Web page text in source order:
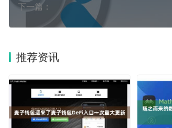
下一篇：
推荐资讯